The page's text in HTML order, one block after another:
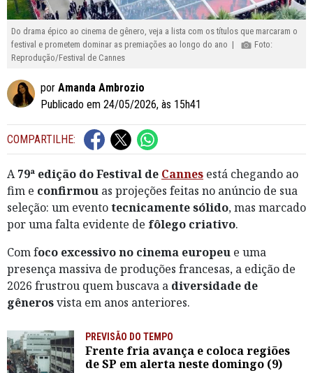
Do drama épico ao cinema de gênero, veja a lista com os títulos que marcaram o
festival e prometem dominar as premiações ao longo do ano |
Foto:
Reprodução/Festival de Cannes
por Amanda Ambrozio
Publicado em 24/05/2026, às 15h41
COMPARTILHE:
A79ª edição do Festival de Cannes está chegando ao
fim e confirmou as projeções feitas no anúncio de sua
seleção: um eventotecnicamente sólido, mas marcado
por uma falta evidente de fôlego criativo.
Com foco excessivo no cinema europeu e uma
presença massiva de produções francesas, a edição de
2026 frustrou quem buscava a diversidade de
gênerosvista em anos anteriores.
PREVISÃO DO TEMPO
Frente fria avança e coloca regiões
de SP em alerta neste domingo (9)